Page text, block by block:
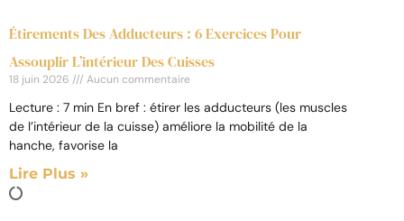
Étirements Des Adducteurs : 6 Exercices Pour
Assouplir L’intérieur Des Cuisses
18 juin 2026 Aucun commentaire
Lecture : 7 min En bref : étirer les adducteurs (les muscles
de l’intérieur de la cuisse) améliore la mobilité de la
hanche, favorise la
Lire Plus »